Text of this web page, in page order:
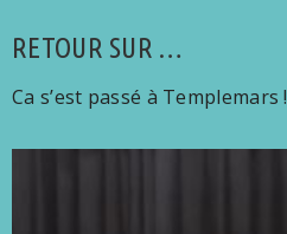
RETOUR SUR …
Ca s’est passé à Templemars !